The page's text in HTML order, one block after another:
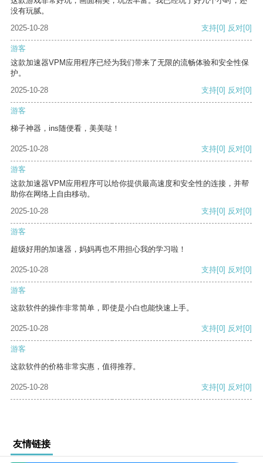
没有玩腻。
2025-10-28
支持[0] 反对[0]
游客
这款加速器VPM应用程序已经为我们带来了无限的流畅体验和安全性保
护。
2025-10-28
支持[0] 反对[0]
游客
梯子神器，ins随便看，美美哒！
2025-10-28 支持[0] 反对[0]
游客
这款加速器VPM应用程序可以给你提供最高速度和安全性的连接，并帮
助你在网络上自由移动。
2025-10-28
支持[0] 反对[0]
游客
超级好用的加速器，妈妈再也不用担心我的学习啦！
2025-10-28 支持[0] 反对[0]
游客
这款软件的操作非常简单，即使是小白也能快速上手。
2025-10-28 支持[0] 反对[0]
游客
这款软件的价格非常实惠，值得推荐。
2025-10-28 支持[0] 反对[0]
友情链接